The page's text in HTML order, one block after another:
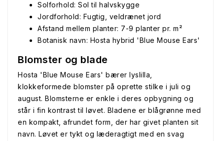
Solforhold: Sol til halvskygge
Jordforhold: Fugtig, veldrænet jord
Afstand mellem planter: 7-9 planter pr. m²
Botanisk navn: Hosta hybrid 'Blue Mouse Ears'
Blomster og blade
Hosta 'Blue Mouse Ears' bærer lyslilla,
klokkeformede blomster på oprette stilke i juli og
august. Blomsterne er enkle i deres opbygning og
står i fin kontrast til løvet. Bladene er blågrønne med
en kompakt, afrundet form, der har givet planten sit
navn. Løvet er tykt og læderagtigt med en svag